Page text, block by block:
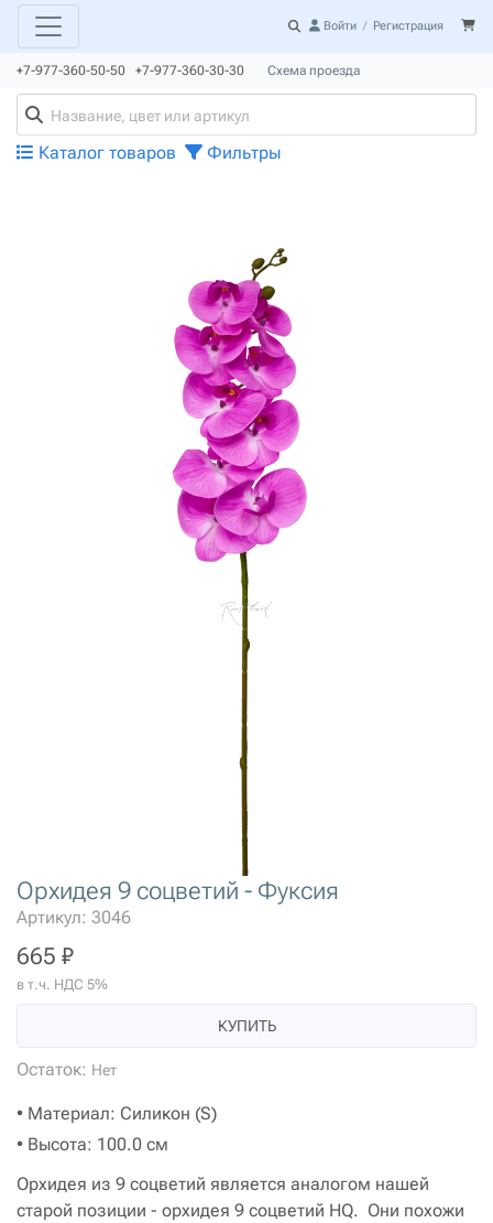
Войти / Регистрация
+7-977-360-50-50 +7-977-360-30-30 Схема проезда
Каталог товаров Фильтры
Орхидея 9 соцветий - Фуксия
Артикул: 3046
665 ₽
в т.ч. НДС 5%
КУПИТЬ
Остаток: Нет
• Материал: Силикон (S)
• Высота: 100.0 см
Орхидея из 9 соцветий является аналогом нашей
старой позиции - орхидея 9 соцветий HQ. Они похожи